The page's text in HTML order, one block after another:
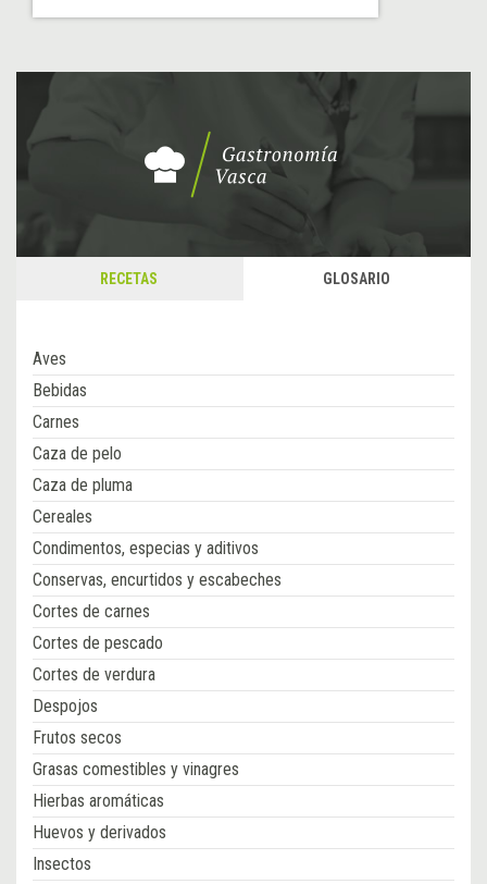
RECETAS GLOSARIO
Aves
Bebidas
Carnes
Caza de pelo
Caza de pluma
Cereales
Condimentos, especias y aditivos
Conservas, encurtidos y escabeches
Cortes de carnes
Cortes de pescado
Cortes de verdura
Despojos
Frutos secos
Grasas comestibles y vinagres
Hierbas aromáticas
Huevos y derivados
Insectos